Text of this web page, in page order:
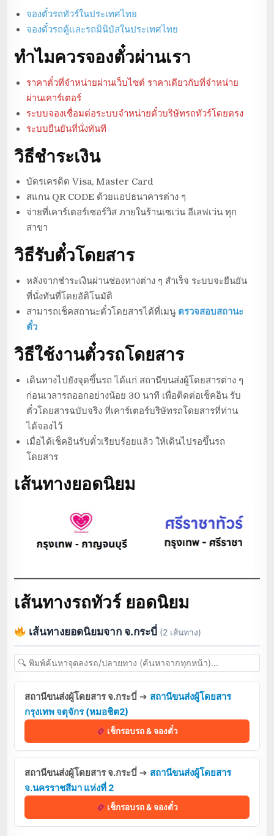
จองตั๋วรถทัวร์ในประเทศไทย
จองตั๋วรถตู้และรถมินิบัสในประเทศไทย
ทำไมควรจองตั๋วผ่านเรา
ราคาตั๋วที่จำหน่ายผ่านเว็บไซต์ ราคาเดียวกับที่จำหน่าย
ผ่านเคาร์เตอร์
ระบบจองเชื่อมต่อระบบจำหน่ายตั๋วบริษัทรถทัวร์โดยตรง
ระบบยืนยันที่นั่งทันที
วิธีชำระเงิน
บัตรเครดิต Visa, Master Card
สแกน QR CODE ด้วยแอปธนาคารต่าง ๆ
จ่ายที่เคาร์เตอร์เซอร์วิส ภายในร้านเซเว่น อีเลฟเว่น ทุก
สาขา
วิธีรับตั๋วโดยสาร
หลังจากชำระเงินผ่านช่องทางต่าง ๆ สำเร็จ ระบบจะยืนยัน
ที่นั่งทันที่โดยอัติโนมัติ
สามารถเช็คสถานะตั๋วโดยสารได้ที่เมนู ตรวจสอบสถานะ
ตั๋ว
วิธีใช้งานตั๋วรถโดยสาร
เดินทางไปยังจุดขึ้นรถ ได้แก่ สถานีขนส่งผู้โดยสารต่าง ๆ
ก่อนเวลารถออกอย่างน้อย 30 นาที เพื่อติดต่อเช็คอิน รับ
ตั๋วโดยสารฉบับจริง ที่เคาร์เตอร์บริษัทรถโดยสารที่ท่าน
ได้จองไว้
เมื่อได้เช็คอินรับตั๋วเรียบร้อยแล้ว ให้เดินไปรอขึ้นรถ
โดยสาร
เส้นทางยอดนิยม
เส้นทางรถทัวร์ ยอดนิยม
เส้นทางยอดนิยมจาก จ.กระบี่ (2 เส้นทาง)
สถานีขนส่งผู้โดยสาร จ.กระบี่ ➔ สถานีขนส่งผู้โดยสาร
กรุงเทพ จตุจักร (หมอชิต2)
เช็กรอบรถ & จองตั๋ว
สถานีขนส่งผู้โดยสาร จ.กระบี่ ➔ สถานีขนส่งผู้โดยสาร
จ.นครราชสีมา แห่งที่ 2
เช็กรอบรถ & จองตั๋ว